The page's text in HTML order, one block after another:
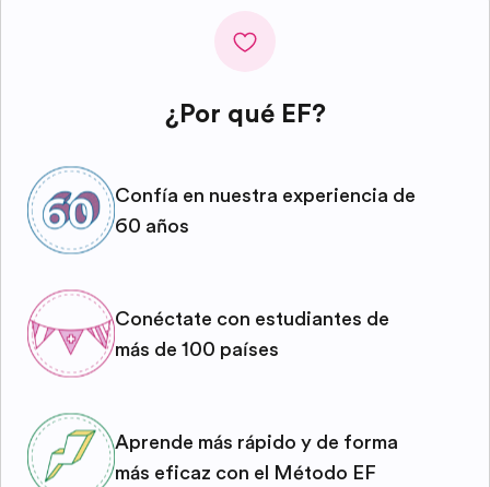
¿Por qué EF?
Confía en nuestra experiencia de
60 años
Conéctate con estudiantes de
más de 100 países
Aprende más rápido y de forma
más eficaz con el Método EF